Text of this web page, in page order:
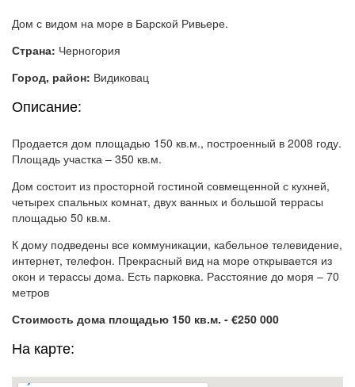
Дом с видом на море в Барской Ривьере.
Страна: Черногория
Город, район: Видиковац
Описание:
Продается дом площадью 150 кв.м., построенный в 2008 году.
Площадь участка – 350 кв.м.
Дом состоит из просторной гостиной совмещенной с кухней,
четырех спальных комнат, двух ванных и большой террасы
площадью 50 кв.м.
К дому подведены все коммуникации, кабельное телевидение,
интернет, телефон. Прекрасный вид на море открывается из
окон и терассы дома. Есть парковка. Расстояние до моря – 70
метров
Стоимость дома площадью 150 кв.м. - €250 000
На карте: